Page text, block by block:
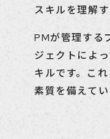
スキルを理解す
PMが管理する
ジェクトによ
キルです。こ
素質を備えて